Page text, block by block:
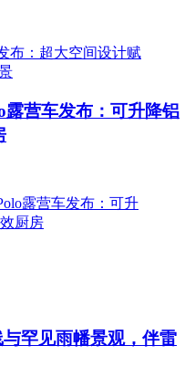
露营车发布：可升降铝
罕见雨幡景观，伴雷